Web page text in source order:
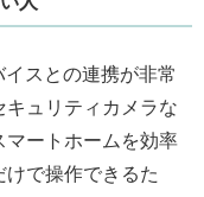
スとの連携が非常
ュリティカメラな
マートホームを効率
で操作できるた